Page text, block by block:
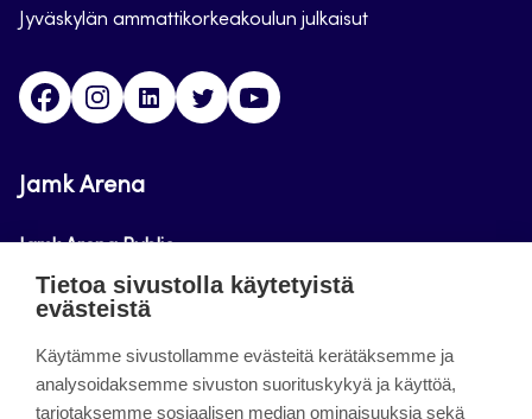
Jyväskylän ammattikorkeakoulun julkaisut
FacebookInstagramLinkedinTwitter
Jamk Arena
Jamk Arena Public
Jamk Arena Pro
Tietoa sivustolla käytetyistä
evästeistä
Käytämme sivustollamme evästeitä kerätäksemme ja
analysoidaksemme sivuston suorituskykyä ja käyttöä,
tarjotaksemme sosiaalisen median ominaisuuksia sekä